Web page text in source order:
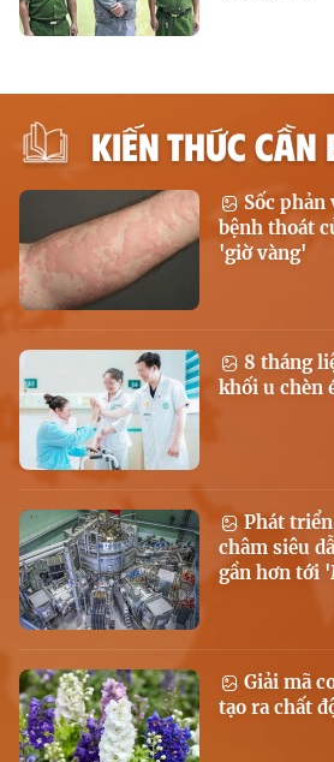
KIẾN THỨC CẦN
Sốc phản
bệnh thoát
'giờ vàng'
8 tháng
khối u chèn
Phát
châm siêu
gần hơn tới
Giải mã
tạo ra chất